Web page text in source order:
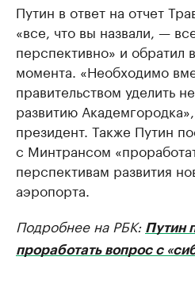
Путин в ответ на отчет
«все, что вы назвали, —
перспективно» и обратил
момента. «Необходимо
правительством уделить
развитию
президент. Также Путин
с Минтрансом
перспективам развития
аэропорта.
Подробнее на РБК: Путин
проработать вопрос с